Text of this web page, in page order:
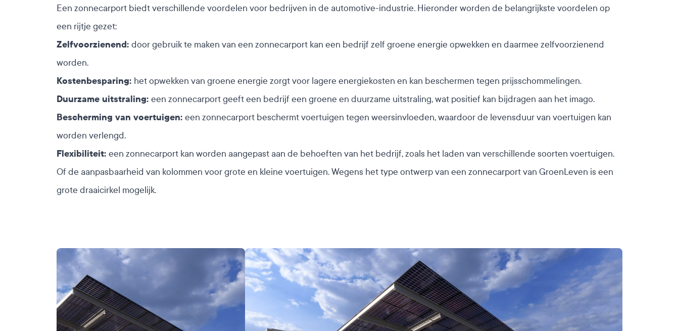
Een zonnecarport biedt verschillende voordelen voor bedrijven in de automotive-industrie. Hieronder worden de belangrijkste voordelen op
een rijtje gezet:
Zelfvoorzienend: door gebruik te maken van een zonnecarport kan een bedrijf zelf groene energie opwekken en daarmee zelfvoorzienend
worden.
Kostenbesparing: het opwekken van groene energie zorgt voor lagere energiekosten en kan beschermen tegen prijsschommelingen.
Duurzame uitstraling: een zonnecarport geeft een bedrijf een groene en duurzame uitstraling, wat positief kan bijdragen aan het imago.
Bescherming van voertuigen: een zonnecarport beschermt voertuigen tegen weersinvloeden, waardoor de levensduur van voertuigen kan
worden verlengd.
Flexibiliteit: een zonnecarport kan worden aangepast aan de behoeften van het bedrijf, zoals het laden van verschillende soorten voertuigen.
Of de aanpasbaarheid van kolommen voor grote en kleine voertuigen. Wegens het type ontwerp van een zonnecarport van GroenLeven is een
grote draaicirkel mogelijk.